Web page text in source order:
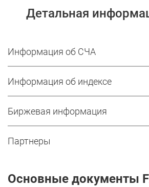
Детальная
Информация об СЧА
Информация об индексе
Биржевая информация
Партнеры
Основные документы